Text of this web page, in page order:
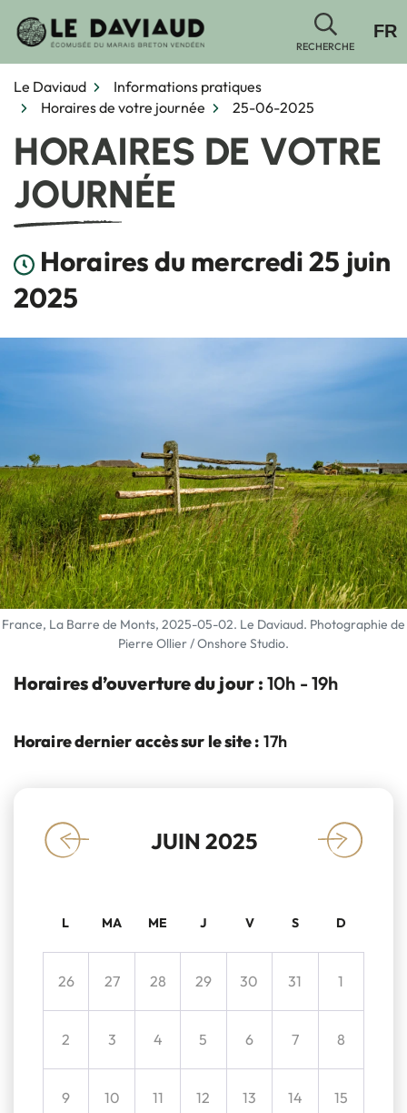
RECHERCHE
FR
Le Daviaud
Informations pratiques
Horaires de votre journée
25-06-2025
HORAIRES DE VOTRE
JOURNÉE
Horaires du mercredi 25 juin
2025
France, La Barre de Monts, 2025-05-02. Le Daviaud. Photographie de
Pierre Ollier / Onshore Studio.
Horaires d’ouverture du jour : 10h - 19h
Horaire dernier accès sur le site : 17h
« JUIN 2025 »
L MA ME J V S D
26 27 28 29 30 31 1
2 3 4 5 6 7 8
9 10 11 12 13 14 15